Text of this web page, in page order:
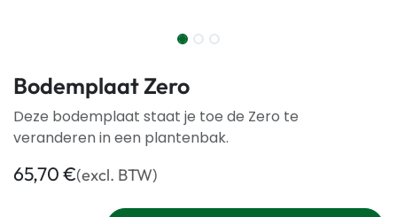
Bodemplaat Zero
Deze bodemplaat staat je toe de Zero te
veranderen in een plantenbak.
65,70€(excl. BTW)